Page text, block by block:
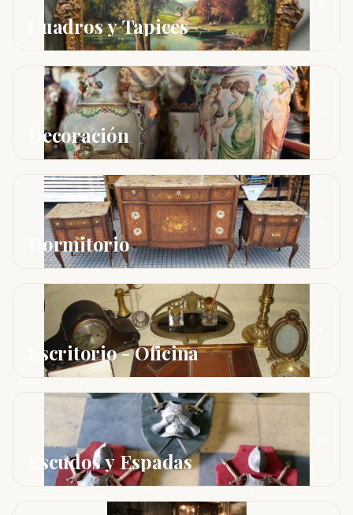
Cuadros y Tapices
Decoración
Dormitorio
Escritorio - Oficina
Escudos y Espadas